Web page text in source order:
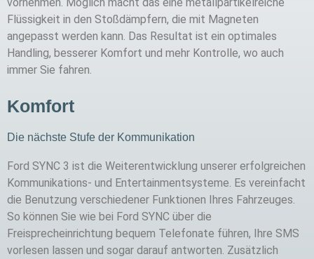
Flüssigkeit in den Stoßdämpfern, die mit Magneten
angepasst werden kann. Das Resultat ist ein optimales
Handling, besserer Komfort und mehr Kontrolle, wo auch
immer Sie fahren.
Komfort
Die nächste Stufe der Kommunikation
Ford SYNC 3 ist die Weiterentwicklung unserer erfolgreichen
Kommunikations- und Entertainmentsysteme. Es vereinfacht
die Benutzung verschiedener Funktionen Ihres Fahrzeuges.
So können Sie wie bei Ford SYNC über die
Freisprecheinrichtung bequem Telefonate führen, Ihre SMS
vorlesen lassen und sogar darauf antworten. Zusätzlich